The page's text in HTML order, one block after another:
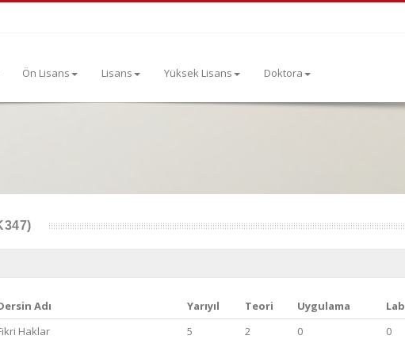
Ön Lisans Lisans Yüksek Lisans Doktora
Adı Yarıyıl Teori Uygulama Lab
Haklar 5 2 0 0